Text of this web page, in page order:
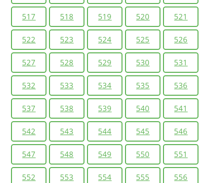
517 518 519 520 521
522 523 524 525 526
527 528 529 530 531
532 533 534 535 536
537 538 539 540 541
542 543 544 545 546
547 548 549 550 551
552 553 554 555 556